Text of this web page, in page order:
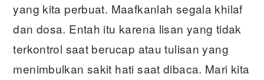
yang kita perbuat. Maafkanlah segala khilaf
dan dosa. Entah itu karena lisan yang tidak
terkontrol saat berucap atau tulisan yang
menimbulkan sakit hati saat dibaca. Mari kita